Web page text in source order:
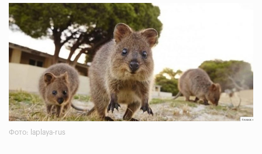
Фото: laplaya-rus